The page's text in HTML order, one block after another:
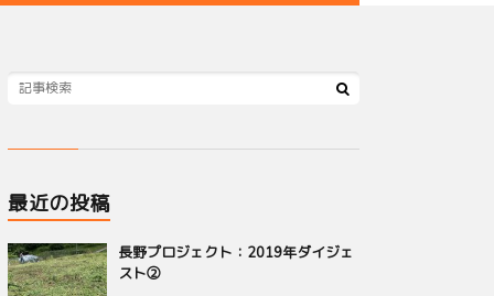
最近の投稿
長野プロジェクト：2019年ダイジェ
スト②